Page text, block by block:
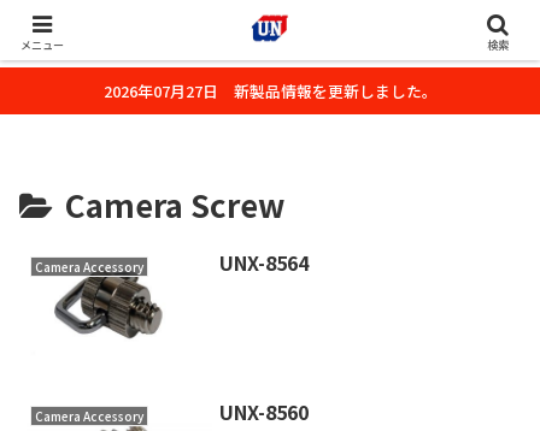
株式会社ユーエヌのオフィシャルホームページです。デジタルカメラ・カメ
ラ・水中撮影用の撮影アクセサリーのご紹介をいたします。
2026年07月27日 新製品情報を更新しました。
Camera Screw
Camera Accessory UNX-8564
Camera Accessory UNX-8560
メニュー 検索